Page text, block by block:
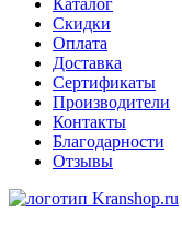
Каталог
Скидки
Оплата
Доставка
Сертификаты
Производители
Контакты
Благодарности
Отзывы